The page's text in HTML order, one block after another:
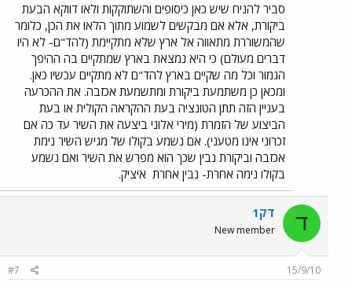
סביר להניח שיש כאן כיסופים והשתוקקות ולאו דווקא הבעת
ביקורת, אלא אם מבקשים לשמוע מתוך הלאו את הכן, כלומר
שהמשוררת מתאווה אל ארץ שלא מתקיימת (להד"ם- לא היו
דברים מעולם) כי היא נמצאת בארץ שמתקיים בה ההיפך
הגמור וכל מה שקיים בארץ להד"ם לא מתקיים עכשיו כאן.
ומכאן כן משתמעת ביקורת ומתשמעת אכזבה. את ההכרעה
בעניין הזה תתן הטונציה בעת ההקראה הקולית או בעת
הביצוע של הזמרת (מירי אלוני ביצעה את השיר עד כה אם
זכרוני אינו מטעני). אם נשמע בקולו של מגיש השיר נימת
אכזבה וביקורת נבין שכך הוא מפרש את השיר ואם נשמע
בקולו נימה אחרת- נבין אחרת איציק.
ד דק1
New member
15/9/10
#7